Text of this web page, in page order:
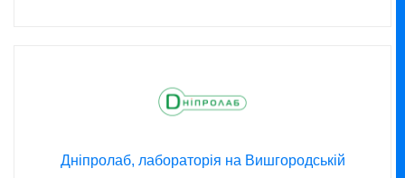
Дніпролаб, лабораторія на Вишгородській